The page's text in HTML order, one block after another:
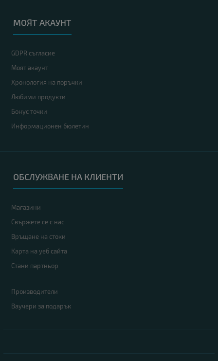
МОЯТ АКАУНТ
GDPR съгласие
Моят акаунт
Хронология на поръчки
Любими продукти
Бонус точки
Информационен бюлетин
ОБСЛУЖВАНЕ НА КЛИЕНТИ
Магазини
Свържете се с нас
Връщане на стоки
Карта на уеб сайта
Стани партньор
Производители
Ваучери за подарък